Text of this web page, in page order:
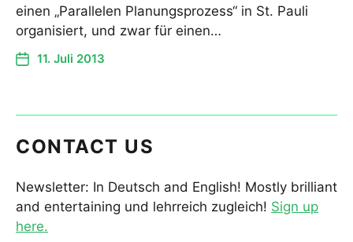
einen „Parallelen Planungsprozess“ in St. Pauli
organisiert, und zwar für einen…
11. Juli 2013
CONTACT US
Newsletter: In Deutsch and English! Mostly brilliant
and entertaining und lehrreich zugleich! Sign up
here.